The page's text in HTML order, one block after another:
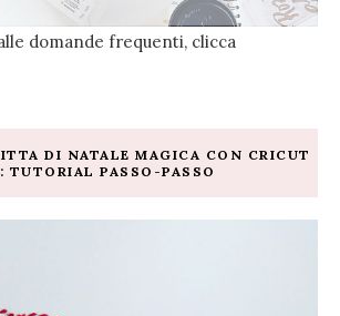
domande frequenti, clicca
DI NATALE MAGICA CON CRICUT
TUTORIAL PASSO-PASSO